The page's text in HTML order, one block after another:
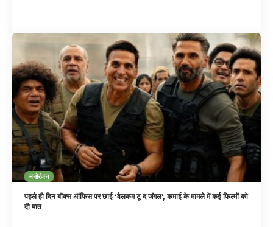
मनोरंजन
पहले ही दिन बॉक्स ऑफिस पर छाई ‘वेलकम टू द जंगल’, कमाई के मामले में कई फिल्मों को
दी मात